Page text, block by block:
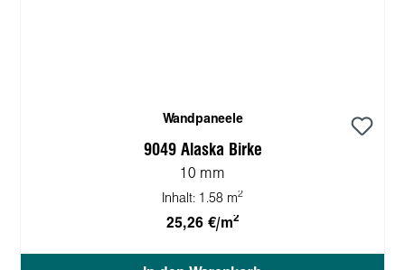
Wandpaneele
9049 Alaska Birke
10 mm
Inhalt: 1.58 m2
25,26 €/m2